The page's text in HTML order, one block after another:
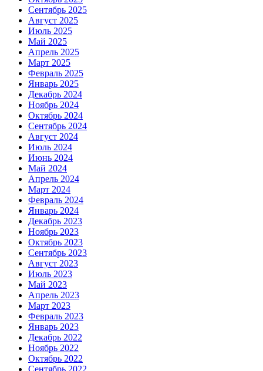
Сентябрь 2025
Август 2025
Июль 2025
Май 2025
Апрель 2025
Март 2025
Февраль 2025
Январь 2025
Декабрь 2024
Ноябрь 2024
Октябрь 2024
Сентябрь 2024
Август 2024
Июль 2024
Июнь 2024
Май 2024
Апрель 2024
Март 2024
Февраль 2024
Январь 2024
Декабрь 2023
Ноябрь 2023
Октябрь 2023
Сентябрь 2023
Август 2023
Июль 2023
Май 2023
Апрель 2023
Март 2023
Февраль 2023
Январь 2023
Декабрь 2022
Ноябрь 2022
Октябрь 2022
Сентябрь 2022